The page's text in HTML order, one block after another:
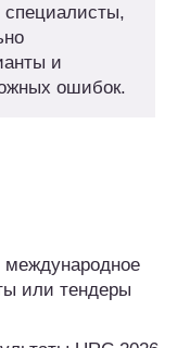
специалисты,
и
ошибок.
международное
или тендеры